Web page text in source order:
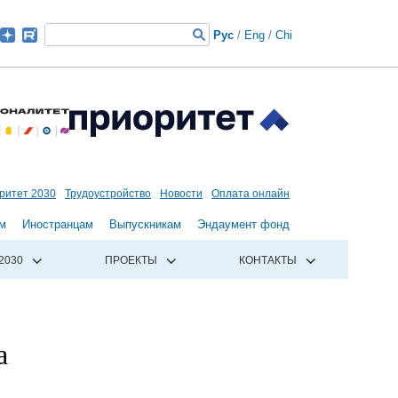
Рус / Eng / Chi
2030 Трудоустройство Новости Оплата онлайн
Иностранцам Выпускникам Эндаумент фонд
ПРОЕКТЫ КОНТАКТЫ